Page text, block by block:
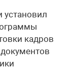
установил
кадров